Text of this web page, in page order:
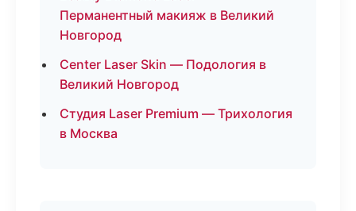
Перманентный макияж в Великий
Новгород
Center Laser Skin — Подология в
Великий Новгород
Студия Laser Premium — Трихология
в Москва